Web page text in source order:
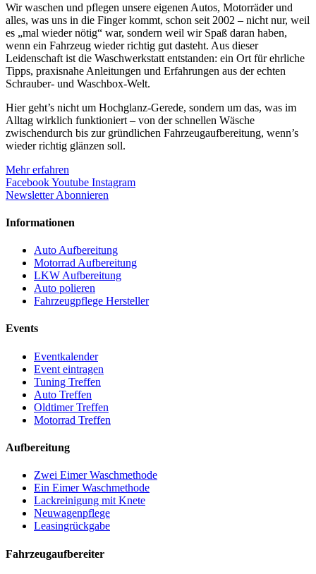
Wir waschen und pflegen unsere eigenen Autos, Motorräder und
alles, was uns in die Finger kommt, schon seit 2002 – nicht nur, weil
es „mal wieder nötig“ war, sondern weil wir Spaß daran haben,
wenn ein Fahrzeug wieder richtig gut dasteht. Aus dieser
Leidenschaft ist die Waschwerkstatt entstanden: ein Ort für ehrliche
Tipps, praxisnahe Anleitungen und Erfahrungen aus der echten
Schrauber- und Waschbox-Welt.
Hier geht’s nicht um Hochglanz-Gerede, sondern um das, was im
Alltag wirklich funktioniert – von der schnellen Wäsche
zwischendurch bis zur gründlichen Fahrzeugaufbereitung, wenn’s
wieder richtig glänzen soll.
Mehr erfahren
FacebookYoutube Instagram
Newsletter Abonnieren
Informationen
Auto Aufbereitung
Motorrad Aufbereitung
LKW Aufbereitung
Auto polieren
Fahrzeugpflege Hersteller
Events
Eventkalender
Event eintragen
Tuning Treffen
Auto Treffen
Oldtimer Treffen
Motorrad Treffen
Aufbereitung
Zwei Eimer Waschmethode
Ein Eimer Waschmethode
Lackreinigung mit Knete
Neuwagenpflege
Leasingrückgabe
Fahrzeugaufbereiter